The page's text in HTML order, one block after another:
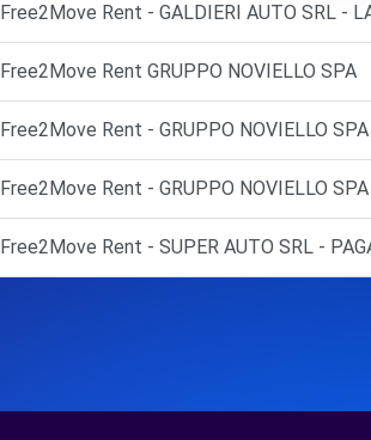
Free2Move Rent - GALDIERI AUTO SRL -
Free2Move Rent GRUPPO NOVIELLO SPA
Free2Move Rent - GRUPPO NOVIELLO
Free2Move Rent - GRUPPO NOVIELLO
Free2Move Rent - SUPER AUTO SRL -